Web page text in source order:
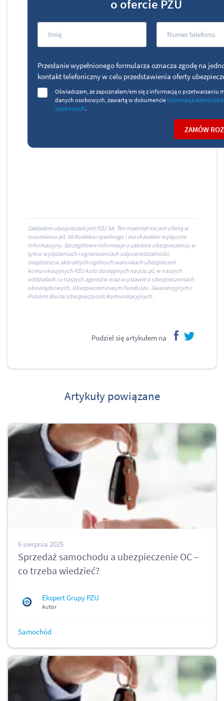
Zakładem ubezpieczeń jest PZU SA. Ten materiał nie jest ofertą w
rozumieniu art. 66 Kodeksu cywilnego i ma charakter wyłącznie
informacyjny. Szczegółowe informacje o zakresie ubezpieczenia, w
tym o wyłączeniach i ograniczeniach odpowiedzialności,
znajdziesz w aktualnych ogólnych warunkach ubezpieczeń
komunikacyjnych PZU Auto dostępnych na pzu.pl, w naszych
oddziałach i u naszych agentów oraz w ustawie o ubezpieczeniach
obowiązkowych, Ubezpieczeniowym Funduszu. Gwarancyjnym i
Polskim Biurze Ubezpieczycieli Komunikacyjnych.
Podziel się artykułem na
Artykuły powiązane
6 sierpnia 2025
Sprzedaż samochodu a ubezpieczenie OC –
co trzeba wiedzieć?
Ekspert Grupy PZU
Autor
Samochód